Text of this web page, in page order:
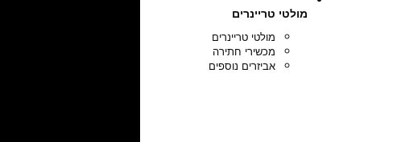
מולטי טריינרים
מולטי טריינרים
מכשירי חתירה
אביזרים נוספים